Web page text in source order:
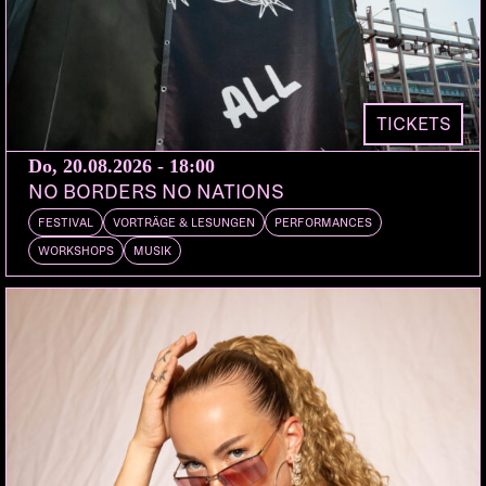
1312 die Kirsche, Wanna be ist nur der Anfang,
Wanna be? Wanna come? Wanna stay!
TICKETS
Do, 20.08.2026 - 18:00
NO BORDERS NO NATIONS
FESTIVAL VORTRÄGE & LESUNGEN PERFORMANCES
WORKSHOPS MUSIK